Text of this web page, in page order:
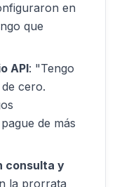
en
que
API: "Tengo
cero.
de más
consulta y
la prorrata